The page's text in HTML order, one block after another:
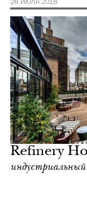
28 ИЮЛЯ 2018
Refinery
Йорк